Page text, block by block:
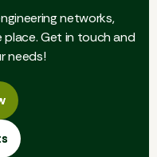
networks,
Get in touch and
needs!